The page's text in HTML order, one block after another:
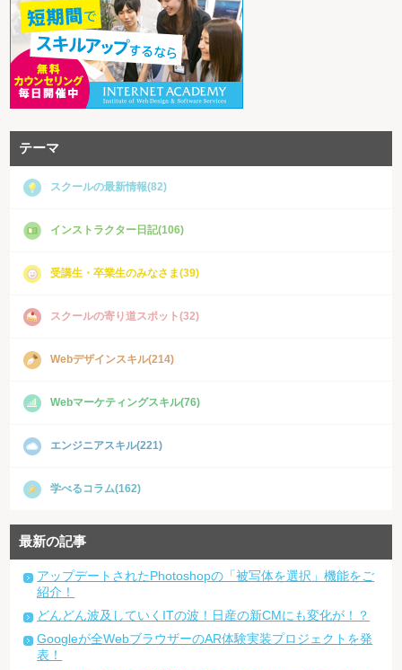
テーマ
スクールの最新情報(82)
インストラクター日記(106)
受講生・卒業生のみなさま(39)
スクールの寄り道スポット(32)
Webデザインスキル(214)
Webマーケティングスキル(76)
エンジニアスキル(221)
学べるコラム(162)
最新の記事
アップデートされたPhotoshopの「被写体を選択」機能をご
紹介！
どんどん波及していくITの波！日産の新CMにも変化が！？
Googleが全WebブラウザーのAR体験実装プロジェクトを発
表！